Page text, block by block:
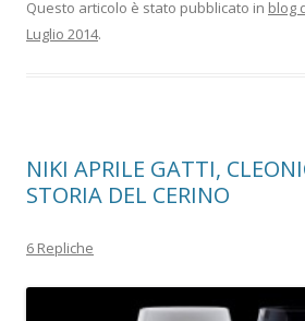
Questo articolo è stato pubblicato in blog
Luglio 2014.
NIKI APRILE GATTI,
STORIA DEL CERINO
6 Repliche